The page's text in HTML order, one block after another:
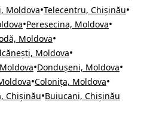
Moldova•Telecentru, Chișinău•
•Peresecina, Moldova•
Moldova•
Moldova•
•Dondușeni, Moldova•
•Colonița, Moldova•
Chișinău•Buiucani, Chișinău